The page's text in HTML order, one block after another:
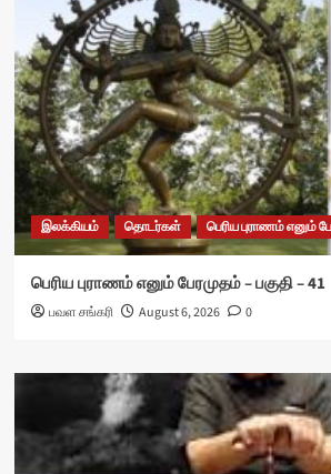
இலக்கியம் தொடர்கள் பெரிய புராணம் எனும்
பெரிய புராணம் எனும் பேரமுதம் – பகுதி – 41
பவள சங்கரி August 6, 2026 0